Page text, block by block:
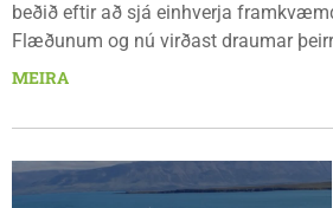
beðið eftir að sjá einhverja
Flæðunum og nú virðast draumar
Þórður Hansen mætti með tæki og tól
og sagði Magnús Barðdal
þegar Feykir spurði hann út í málið.
MEIRA